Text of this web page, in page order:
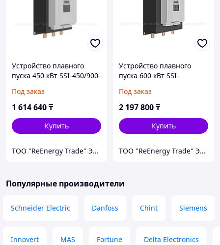
Устройство плавного
пуска 450 кВт SSI-450/900-
Под заказ
1 614 640₸
Купить
ТОО "ReEnergy Trade" Энергоэффективные технологии и оборудование
Устройство плавного
пуска 600 кВт SSI-
Под заказ
2 197 800₸
Купить
ТОО "ReEnergy Trade" Энергоэффективные технологии и оборудование
Популярные производители
Schneider Electric Danfoss Chint Siemens
Innovert MAS Fortune Delta Electronics